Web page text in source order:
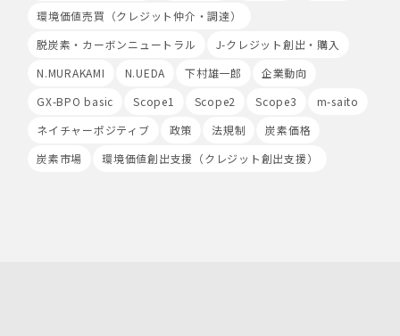
Analyticsを利用しますと、Google社又は当社の設定す
るCookieをもとにして、Google社が利用者様によるサ
Google社からその分析結果を受け取り、利用者様の利用
状況等を把握します。Google Analyticsにより収集、記
る情報は一切含まれません。また、それらの情報は、
Google社により同社のプライバシーポリシーに基づいて
管理されます。
環境価値売買（クレジット仲介・調達）
脱炭素・カーボンニュートラル
J-クレジット創出・購入
N.MURAKAMI
N.UEDA 下村雄一郎
企業動向
GX-BPO basic
Scope1 Scope2 Scope3
m-saito
ネイチャーポジティブ
政策 法規制
炭素価格
炭素市場
環境価値創出支援（クレジット創出支援）